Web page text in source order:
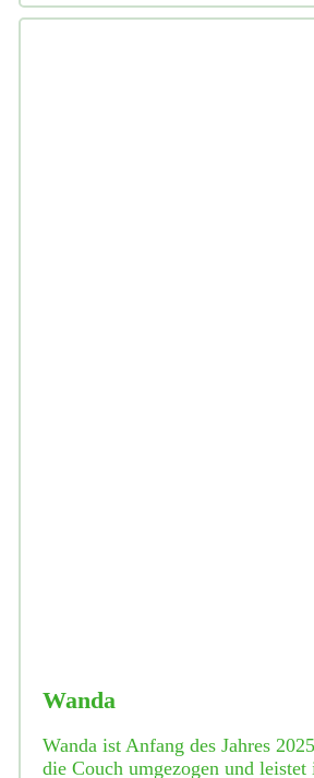
Wanda
Wanda ist Anfang des Jahres
die Couch umgezogen und